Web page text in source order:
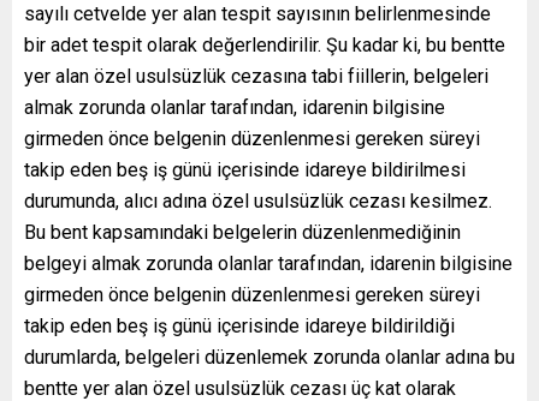
sayılı cetvelde yer alan tespit sayısının belirlenmesinde
bir adet tespit olarak değerlendirilir. Şu kadar ki, bu bentte
yer alan özel usulsüzlük cezasına tabi fiillerin, belgeleri
almak zorunda olanlar tarafından, idarenin bilgisine
girmeden önce belgenin düzenlenmesi gereken süreyi
takip eden beş iş günü içerisinde idareye bildirilmesi
durumunda, alıcı adına özel usulsüzlük cezası kesilmez.
Bu bent kapsamındaki belgelerin düzenlenmediğinin
belgeyi almak zorunda olanlar tarafından, idarenin bilgisine
girmeden önce belgenin düzenlenmesi gereken süreyi
takip eden beş iş günü içerisinde idareye bildirildiği
durumlarda, belgeleri düzenlemek zorunda olanlar adına bu
bentte yer alan özel usulsüzlük cezası üç kat olarak